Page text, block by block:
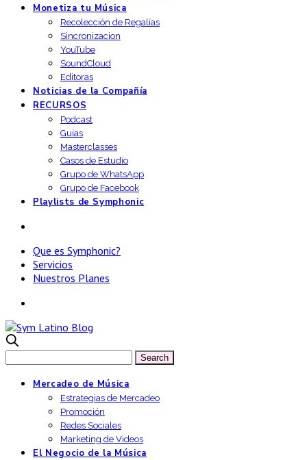
Monetiza tu Música
Recolección de Regalías
Sincronizacion
YouTube
SoundCloud
Editoras
Noticias de la Compañía
RECURSOS
Podcast
Guias
Masterclasses
Casos de Estudio
Grupo de WhatsApp
Grupo de Facebook
Playlists de Symphonic
Que es Symphonic?
Servicios
Nuestros Planes
Mercadeo de Música
Estrategias de Mercadeo
Promoción
Redes Sociales
Marketing de Videos
El Negocio de la Música